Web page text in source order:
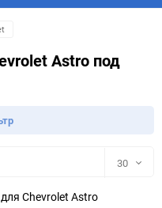
Astro под
30
Chevrolet Astro